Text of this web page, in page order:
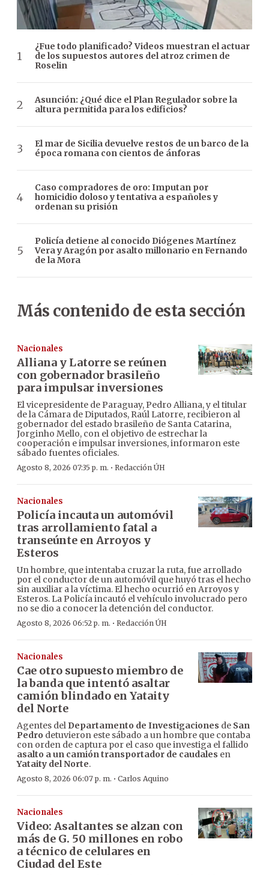
¿Fue todo planificado? Videos muestran el actuar
de los supuestos autores del atroz crimen de
Roselin
Asunción: ¿Qué dice el Plan Regulador sobre la
altura permitida para los edificios?
El mar de Sicilia devuelve restos de un barco de la
época romana con cientos de ánforas
Caso compradores de oro: Imputan por
homicidio doloso y tentativa a españoles y
ordenan su prisión
Policía detiene al conocido Diógenes Martínez
Vera y Aragón por asalto millonario en Fernando
de la Mora
Más contenido de esta sección
Nacionales
Alliana y Latorre se reúnen
con gobernador brasileño
para impulsar inversiones
El vicepresidente de Paraguay, Pedro Alliana, y el titular
de la Cámara de Diputados, Raúl Latorre, recibieron al
gobernador del estado brasileño de Santa Catarina,
Jorginho Mello, con el objetivo de estrechar la
cooperación e impulsar inversiones, informaron este
sábado fuentes oficiales.
Agosto 8, 2026 07:35 p. m. · Redacción ÚH
Nacionales
Policía incauta un automóvil
tras arrollamiento fatal a
transeúnte en Arroyos y
Esteros
Un hombre, que intentaba cruzar la ruta, fue arrollado
por el conductor de un automóvil que huyó tras el hecho
sin auxiliar a la víctima. El hecho ocurrió en Arroyos y
Esteros. La Policía incautó el vehículo involucrado pero
no se dio a conocer la detención del conductor.
Agosto 8, 2026 06:52 p. m. · Redacción ÚH
Nacionales
Cae otro supuesto miembro de
la banda que intentó asaltar
camión blindado en Yataity
del Norte
Agentes del Departamento de Investigaciones de San
Pedro detuvieron este sábado a un hombre que contaba
con orden de captura por el caso que investiga el fallido
asalto a un camión transportador de caudales en
Yataity del Norte.
Agosto 8, 2026 06:07 p. m. · Carlos Aquino
Nacionales
Video: Asaltantes se alzan con
más de G. 50 millones en robo
a técnico de celulares en
Ciudad del Este